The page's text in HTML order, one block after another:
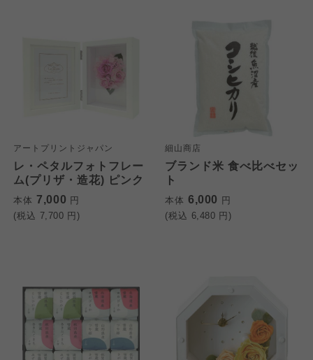
アートプリントジャパン
レ・ペタルフォトフレー
ム(プリザ・造花) ピンク
本体 7,000 円
(税込 7,700 円)
細山商店
ブランド米 食べ比べセッ
ト
本体 6,000 円
(税込 6,480 円)